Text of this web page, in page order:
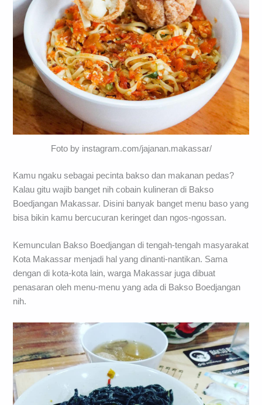
Foto by instagram.com/jajanan.makassar/
Kamu ngaku sebagai pecinta bakso dan makanan pedas?
Kalau gitu wajib banget nih cobain kulineran di Bakso
Boedjangan Makassar. Disini banyak banget menu baso yang
bisa bikin kamu bercucuran keringet dan ngos-ngossan.
Kemunculan Bakso Boedjangan di tengah-tengah masyarakat
Kota Makassar menjadi hal yang dinanti-nantikan. Sama
dengan di kota-kota lain, warga Makassar juga dibuat
penasaran oleh menu-menu yang ada di Bakso Boedjangan
nih.